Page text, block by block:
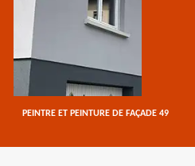
PEINTRE ET PEINTURE DE FAÇADE 49